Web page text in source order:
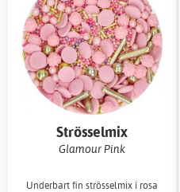
Strösselmix
Glamour Pink
Underbart fin strösselmix i rosa